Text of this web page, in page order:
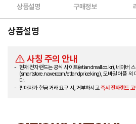
상품설명 구매정보
상품설명
사칭 주의 안내
현재 전자랜드는 공식 사이트(etlandmall.co.kr), 네이버
(smartstore.naver.com/etlandpriceking), 모바일 어플 외
다.
판매자가 현금 거래 요구 시, 거부하시고즉시 전자랜드